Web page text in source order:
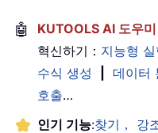
🤖 KUTOOLS AI 도우미
혁신하기： 지능형 실
수식 생성
데이터
호출…
인기 기능:찾기， 강